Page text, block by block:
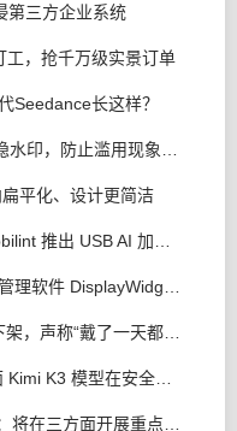
第三方企业系统
工，抢千万级实景订单
Seedance长这样？
平化、设计更简洁